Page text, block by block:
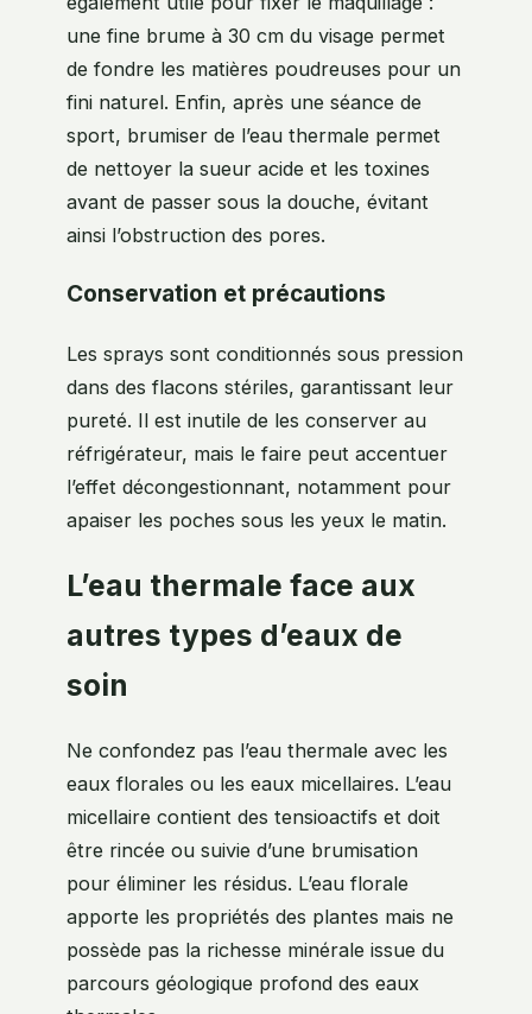
une fine brume à 30 cm du visage permet
de fondre les matières poudreuses pour un
fini naturel. Enfin, après une séance de
sport, brumiser de l’eau thermale permet
de nettoyer la sueur acide et les toxines
avant de passer sous la douche, évitant
ainsi l’obstruction des pores.
Conservation et précautions
Les sprays sont conditionnés sous pression
dans des flacons stériles, garantissant leur
pureté. Il est inutile de les conserver au
réfrigérateur, mais le faire peut accentuer
l’effet décongestionnant, notamment pour
apaiser les poches sous les yeux le matin.
L’eau thermale face aux
autres types d’eaux de
soin
Ne confondez pas l’eau thermale avec les
eaux florales ou les eaux micellaires. L’eau
micellaire contient des tensioactifs et doit
être rincée ou suivie d’une brumisation
pour éliminer les résidus. L’eau florale
apporte les propriétés des plantes mais ne
possède pas la richesse minérale issue du
parcours géologique profond des eaux